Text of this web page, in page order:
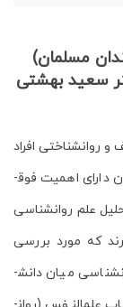
مسلمان)
سعید بهشتی
روان­شناختی افراد
می­پردازد و از دیدگاه اندیش­مندان، دانش­مندان جهان دارای اهمیت فوق­
علم روان­شناسی
که مورد بررسی
واقع می­شوند. انجام بررسی­ها تطبیقی در علم روان­شناسی میان دانش­